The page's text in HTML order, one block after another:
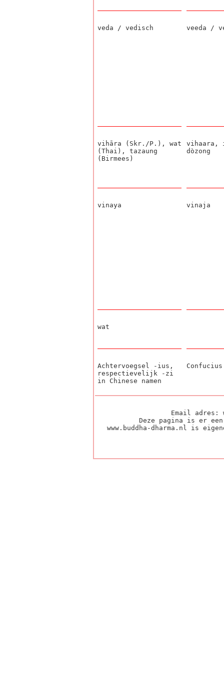
veda / vedisch veeda /
vihāra (Skr./P.), wat
(Thai), tazaung
(Birmees)
vihaara,
dòzong
vinaya vinaja
wat
Achtervoegsel -ius,
respectievelijk -zi
in Chinese namen
Email adres:
Deze pagina is er een
www.buddha-dharma.nl is